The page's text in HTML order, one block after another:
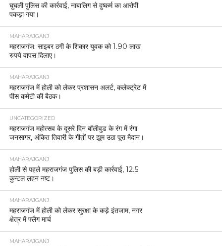
घुघली पुलिस की कार्रवाई, नाबालिग से दुष्कर्म का आरोपी
पकड़ा गया।
MAHARAJGANJ
महराजगंज: साइबर ठगी के शिकार युवक को 1.90 लाख
रुपये वापस दिलाए।
MAHARAJGANJ
महराजगंज में होली को लेकर प्रशासन अलर्ट, कलेक्ट्रेट में
पीस कमेटी की बैठक।
UNCATEGORIZED
महराजगंज महोत्सव के दूसरे दिन बॉलीवुड के रंग में रंगा
जनसागर, अंकित तिवारी के गीतों पर झूम उठा पूरा मैदान।
MAHARAJGANJ
होली से पहले महराजगंज पुलिस की बड़ी कार्रवाई, 12.5
कुन्टल लहन नष्ट।
MAHARAJGANJ
महराजगंज में होली को लेकर सुरक्षा के कड़े इंतजाम, नगर
क्षेत्र में फ्लैग मार्च
MAHARAJGANJ